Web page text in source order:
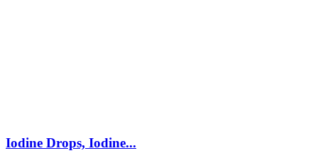
Iodine Drops, Iodine...